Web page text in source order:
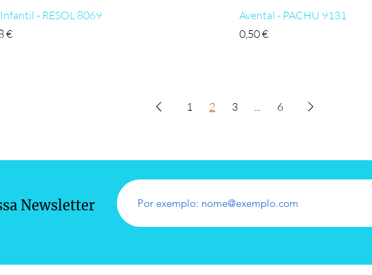
Visualização rápida
- RESOL 8069
€
Avental - PACHU 9131
Preço
0,50 €
1 2 3 ... 6
Newsletter